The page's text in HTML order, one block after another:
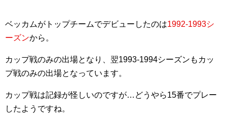
ベッカムがトップチームでデビューしたのは1992-1993シ
ーズンから。
カップ戦のみの出場となり、翌1993-1994シーズンもカッ
プ戦のみの出場となっています。
カップ戦は記録が怪しいのですが…どうやら15番でプレー
したようですね。